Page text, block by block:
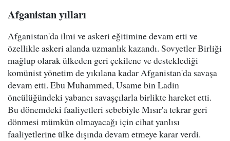
Afganistan yılları
Afganistan'da ilmi ve askeri eğitimine devam etti ve
özellikle askeri alanda uzmanlık kazandı. Sovyetler Birliği
mağlup olarak ülkeden geri çekilene ve desteklediği
komünist yönetim de yıkılana kadar Afganistan'da savaşa
devam etti. Ebu Muhammed, Usame bin Ladin
öncülüğündeki yabancı savaşçılarla birlikte hareket etti.
Bu dönemdeki faaliyetleri sebebiyle Mısır'a tekrar geri
dönmesi mümkün olmayacağı için cihat yanlısı
faaliyetlerine ülke dışında devam etmeye karar verdi.